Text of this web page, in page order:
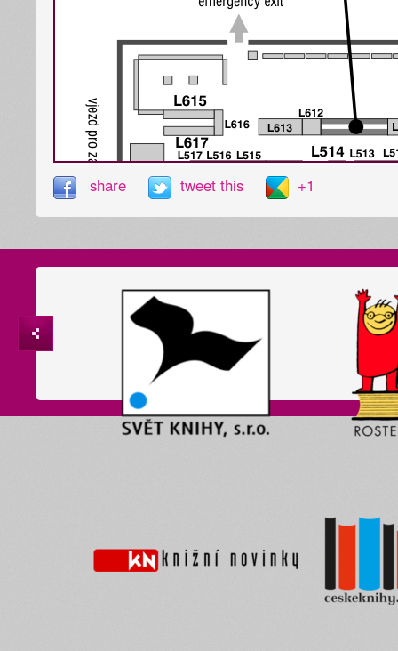
share tweet this +1